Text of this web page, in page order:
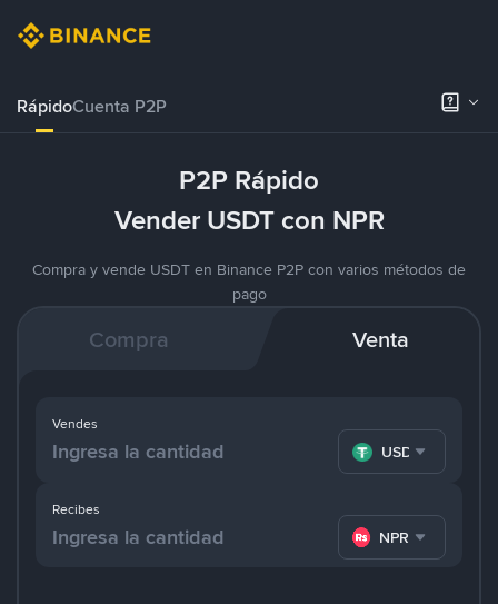
RápidoCuenta P2P
P2P Rápido
Vender USDT con NPR
Compra y vende USDT en Binance P2P con varios métodos de
pago
Compra Venta
Recibes
NPR
Vendes
USDT